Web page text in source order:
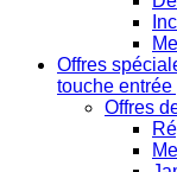
Offres
touche
Offres